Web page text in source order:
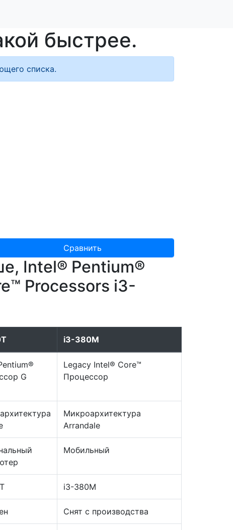
быстрее.
списка.
Сравнить
Intel® Pentium®
Processors i3-
i3-380M
G
Legacy Intel® Core™
Процессор
Микроархитектура
Arrandale
Мобильный
i3-380M
Снят с производства